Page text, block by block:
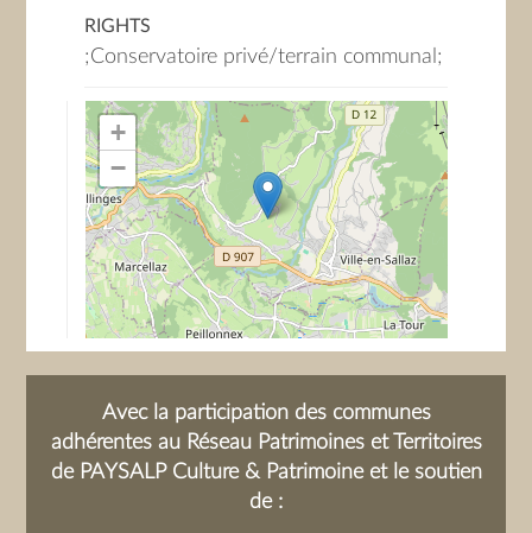
RIGHTS
;Conservatoire privé/terrain communal;
+
−
Avec la participation des communes
adhérentes au Réseau Patrimoines et Territoires
de PAYSALP Culture & Patrimoine et le soutien
de :